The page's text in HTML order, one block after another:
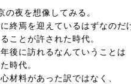
夜を想像してみる。
終焉を迎えているはずなのだ
ことが許された時代。
後に訪れるなんていうことは
時代。
材料があった訳ではなく、